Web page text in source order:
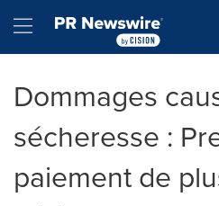
Hamburger menu
Dommages
sécheresse :
paiement de